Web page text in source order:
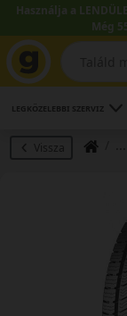
Használja a
Még
LEGKÖZELEBBI SZERVIZ
Vissza